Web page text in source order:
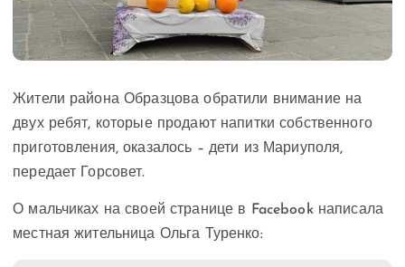
Жители района Образцова обратили внимание на
двух ребят, которые продают напитки собственного
приготовления, оказалось – дети из Мариуполя,
передает Горсовет.
О мальчиках на своей странице в Facebook написала
местная жительница Ольга Туренко: